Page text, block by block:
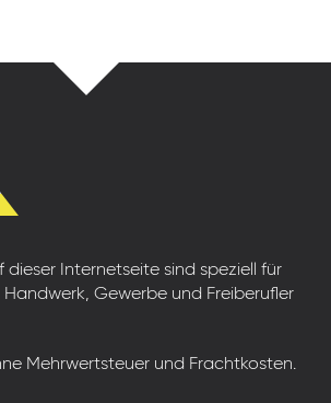
dieser Internetseite sind speziell für
Handwerk, Gewerbe und Freiberufler
Mehrwertsteuer und Frachtkosten.